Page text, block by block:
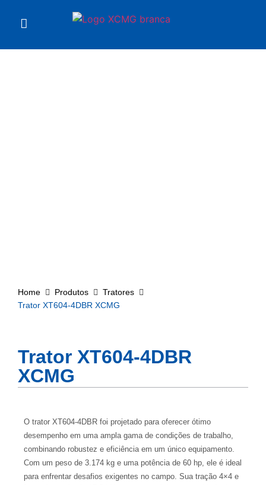
Home Produtos
Tratores
Trator XT604-4DBR XCMG
Trator XT604-4DBR
XCMG
O trator XT604-4DBR foi projetado para oferecer ótimo
desempenho em uma ampla gama de condições de trabalho,
combinando robustez e eficiência em um único equipamento.
Com um peso de 3.174 kg e uma potência de 60 hp, ele é ideal
para enfrentar desafios exigentes no campo. Sua tração 4×4 e